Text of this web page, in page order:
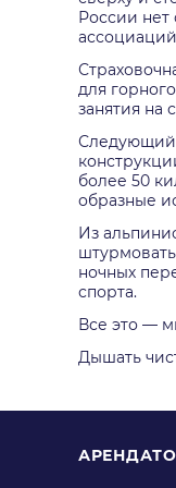
России нет
для
занятия на
Следующий
более 50
образные
Из
ночных
спорта.
Все это —
Дышать